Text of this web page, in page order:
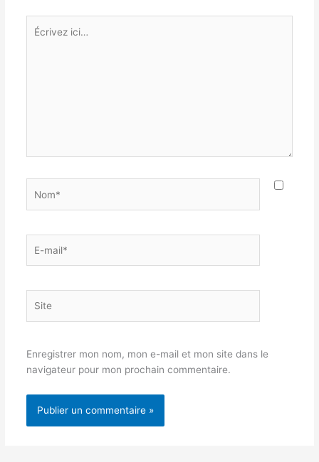
Écrivez
ici…
mail*
Enregistrer mon nom, mon e-mail et mon site dans le
navigateur pour mon prochain commentaire.